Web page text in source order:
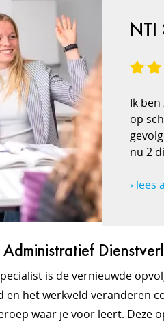
NTI
Ik
op
nu 2
› lees
is de vernieuwde
en het werkveld veranderen
waar je voor leert. Deze